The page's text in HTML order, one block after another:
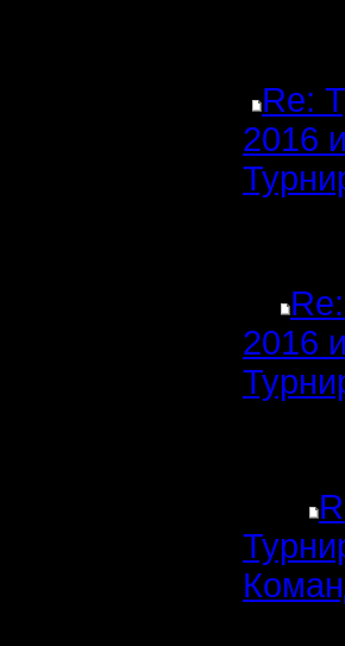
Re:
2016
2016